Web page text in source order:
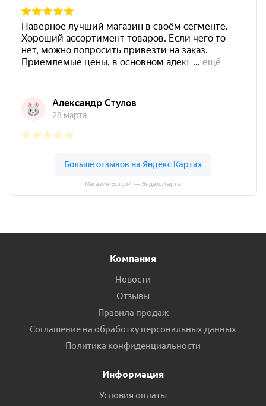
Магазин Естрой — Яндекс.Карты
Компания
Новости
Отзывы
Правила продаж
Соглашение на обработку персональных данных
Политика конфиденциальности
Информация
Условия оплаты